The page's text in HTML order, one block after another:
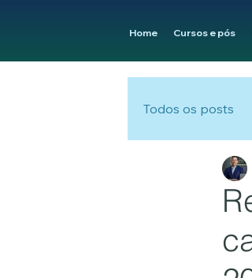
Home Cursos e pós
Todos os posts